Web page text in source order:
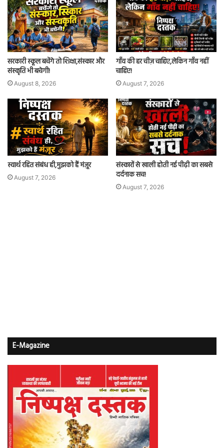
सरकारी स्कूल बचेंगे तो शिक्षा,संस्कार और
संस्कृति भी बचेगी!
August 8, 2026
गाँव की हर चीज़ चाहिए,लेकिन गाँव नहीं
चाहिए!
August 7, 2026
स्वार्थ रहित संबंध ही,मुझको हैं मंज़ूर
August 7, 2026
संस्कारों से खाली होती नई पीढ़ी का सबसे
दर्दनाक सच!
August 7, 2026
E-Magazine